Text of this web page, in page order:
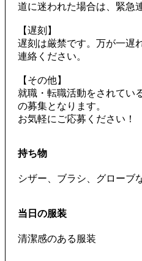
道に迷われた場合は、緊急
【遅刻】
遅刻は厳禁です。万が一遅
連絡ください。
【その他】
就職・転職活動をされてい
の募集となります。
お気軽にご応募ください！
持ち物
シザー、ブラシ、グローブ
当日の服装
清潔感のある服装